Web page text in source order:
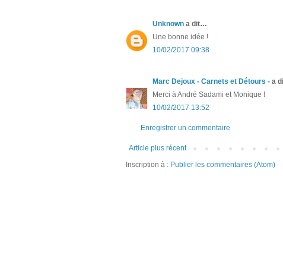
Unknown a dit…
Une bonne idée !
10/02/2017 09:38
Marc Dejoux - Carnets et Détours - a
Merci à André Sadami et Monique !
10/02/2017 13:52
Enregistrer un commentaire
Article plus récent
Inscription à : Publier les commentaires (Atom)